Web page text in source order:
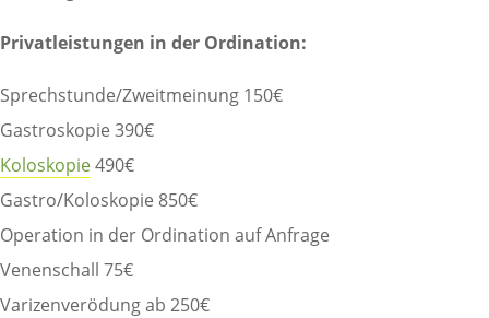
Privatleistungen in der Ordination:
Sprechstunde/Zweitmeinung 150€
Gastroskopie 390€
Koloskopie490€
Gastro/Koloskopie 850€
Operation in der Ordination auf Anfrage
Venenschall 75€
Varizenverödung ab 250€